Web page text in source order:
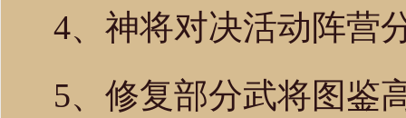
4、神将对决活动阵营
5、修复部分武将图鉴